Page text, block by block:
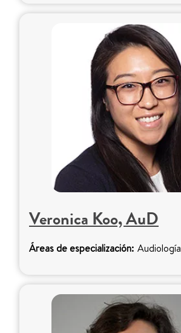
Veronica Koo, AuD
Áreas de especialización: Audiología